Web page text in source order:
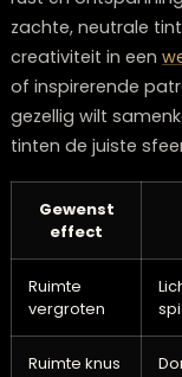
Wandbekleding
optische illusies
kunnen
terwijl
Donkere kleuren
maken, terwijl
Denk na over wat
rust en
zachte, neutrale
creativiteit in een
of inspirerende